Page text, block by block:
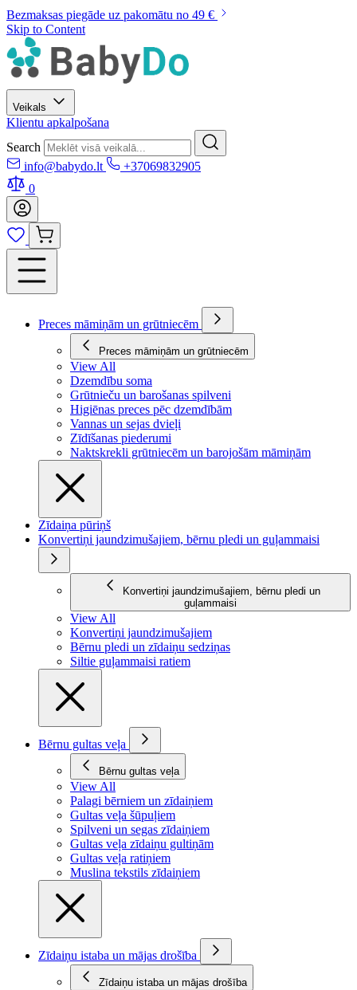
Bezmaksas piegāde uz pakomātu no 49 €
Skip to Content
Veikals
Klientu apkalpošana
Search
info@babydo.lt
+37069832905
0
Preces māmiņām un grūtniecēm
Preces māmiņām un grūtniecēm
View All
Dzemdību soma
Grūtnieču un barošanas spilveni
Higiēnas preces pēc dzemdībām
Vannas un sejas dvieļi
Zīdīšanas piederumi
Naktskrekli grūtniecēm un barojošām māmiņām
Zīdaiņa pūriņš
Konvertiņi jaundzimušajiem, bērnu pledi un guļammaisi
Konvertiņi jaundzimušajiem, bērnu pledi un
guļammaisi
View All
Konvertiņi jaundzimušajiem
Bērnu pledi un zīdaiņu sedziņas
Siltie guļammaisi ratiem
Bērnu gultas veļa
Bērnu gultas veļa
View All
Palagi bērniem un zīdaiņiem
Gultas veļa šūpuļiem
Spilveni un segas zīdaiņiem
Gultas veļa zīdaiņu gultiņām
Gultas veļa ratiņiem
Muslina tekstils zīdaiņiem
Zīdaiņu istaba un mājas drošība
Zīdaiņu istaba un mājas drošība